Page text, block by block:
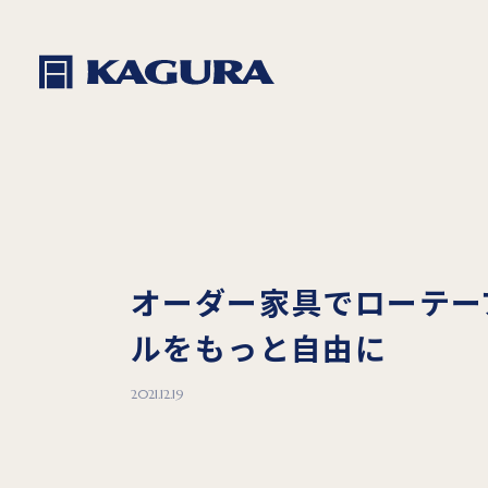
オーダー家具でローテ
ルをもっと自由に
2021.12.19